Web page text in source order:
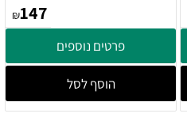
₪147
פרטים נוספים
הוסף לסל